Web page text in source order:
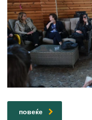
повеќе